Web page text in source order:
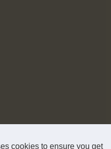
cookies to ensure you get